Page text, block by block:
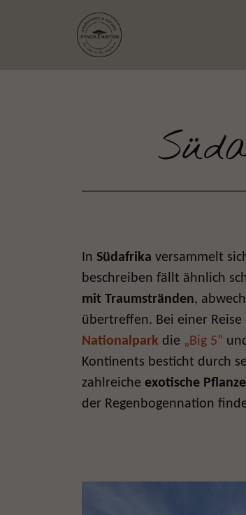
In Südafrika versammelt
beschreiben fällt ähnlich
mit Traumstränden,
übertreffen. Bei einer
Nationalpark die „Big 5“
Kontinents besticht durch
zahlreiche exotische
der Regenbogennation